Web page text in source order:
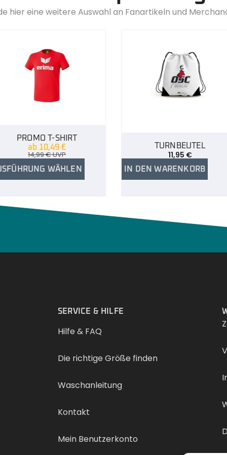
hier eine weitere Auswahl an Fanartikeln und
PROMO T-SHIRT
ab 10,49€
14,99€UVP
WÄHLEN
TURNBEUTEL
11,95 €
IN DEN WARENKORB
SERVICE & HILFE
Hilfe & FAQ
Die richtige Größe finden
Waschanleitung
Kontakt
Mein Benutzerkonto